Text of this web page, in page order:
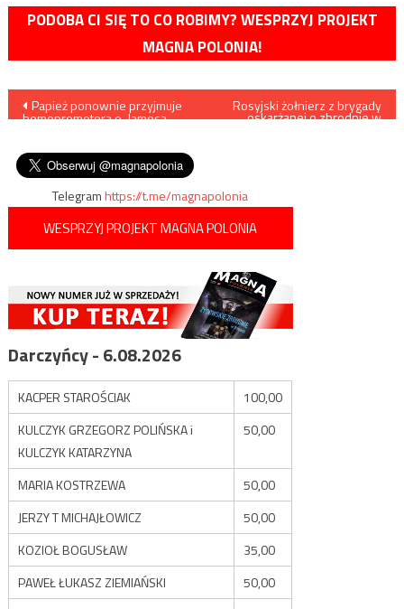
PODOBA CI SIĘ TO CO ROBIMY? WESPRZYJ PROJEKT
MAGNA POLONIA!
Nawigacja
Papież ponownie przyjmuje
homopromotora o. Jamesa
Rosyjski żołnierz z brygady
oskarżanej o zbrodnie w
Telegramhttps://t.me/magnapolonia
WESPRZYJ PROJEKT MAGNA POLONIA
Darczyńcy - 6.08.2026
KACPER STAROŚCIAK
100,00
KULCZYK GRZEGORZ POLIŃSKA i
KULCZYK KATARZYNA
50,00
MARIA KOSTRZEWA
50,00
JERZY T MICHAJŁOWICZ
50,00
KOZIOŁ BOGUSŁAW
35,00
PAWEŁ ŁUKASZ ZIEMIAŃSKI
50,00